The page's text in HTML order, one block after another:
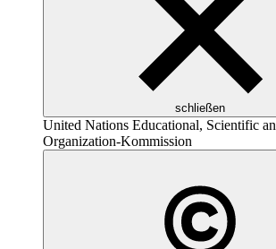
schließen
United Nations Educational, Scientific
Organization-Kommission